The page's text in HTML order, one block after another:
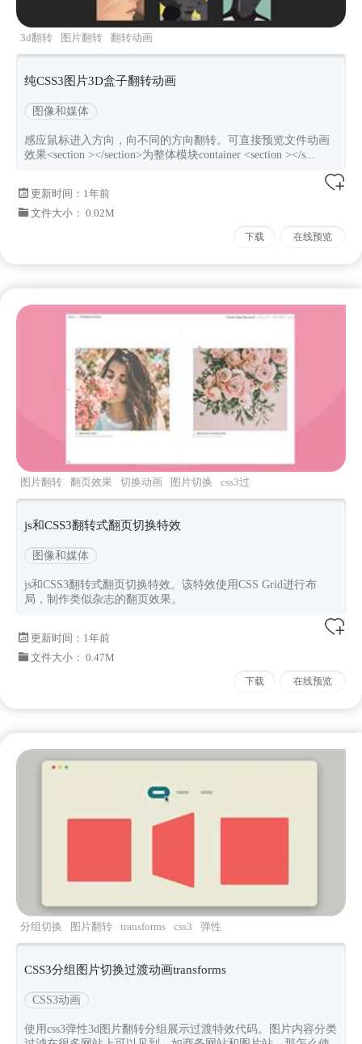
3d翻转 图片翻转 翻转动画
纯CSS3图片3D盒子翻转动画
图像和媒体
感应鼠标进入方向，向不同的方向翻转。可直接预览文件动画
效果<section ></section>为整体模块container <section ></s...
更新时间： 1年前
文件大小： 0.02M
下载 在线预览
图片翻转 翻页效果 切换动画 图片切换
css3过
渡
js和CSS3翻转式翻页切换特效
图像和媒体
js和CSS3翻转式翻页切换特效。该特效使用CSS Grid进行布
局，制作类似杂志的翻页效果。
更新时间： 1年前
文件大小： 0.47M
下载 在线预览
分组切换 图片翻转 transforms css3 弹性
CSS3分组图片切换过渡动画transforms
CSS3动画
使用css3弹性3d图片翻转分组展示过渡特效代码。图片内容分类